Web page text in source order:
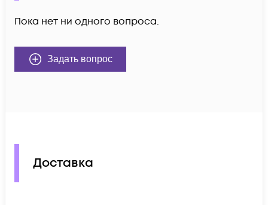
Пока нет ни одного вопроса.
Задать вопрос
Доставка